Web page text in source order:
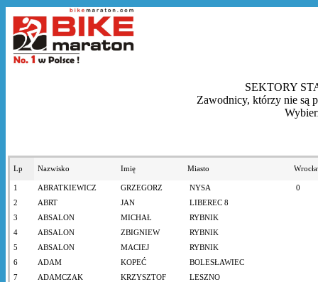
SEKTORY
Zawodnicy, którzy nie są
Lp Nazwisko Imię Miasto
1 ABRATKIEWICZ GRZEGORZ NYSA
0
2
ABRT JAN
LIBEREC 8
3
ABSALON MICHAŁ
RYBNIK
4
ABSALON ZBIGNIEW
RYBNIK
5
ABSALON MACIEJ
RYBNIK
6
ADAM KOPEĆ
BOLESŁAWIEC
7
ADAMCZAK KRZYSZTOF
LESZNO